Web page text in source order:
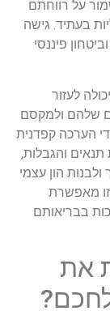
על רווחתם
בעתיד. גישה
פיננסי
לעזור
שלהם ולמקסם
הערכה קפדנית
והגבלות,
הון עצמי
זו מאפשרת
בבריאותם
את